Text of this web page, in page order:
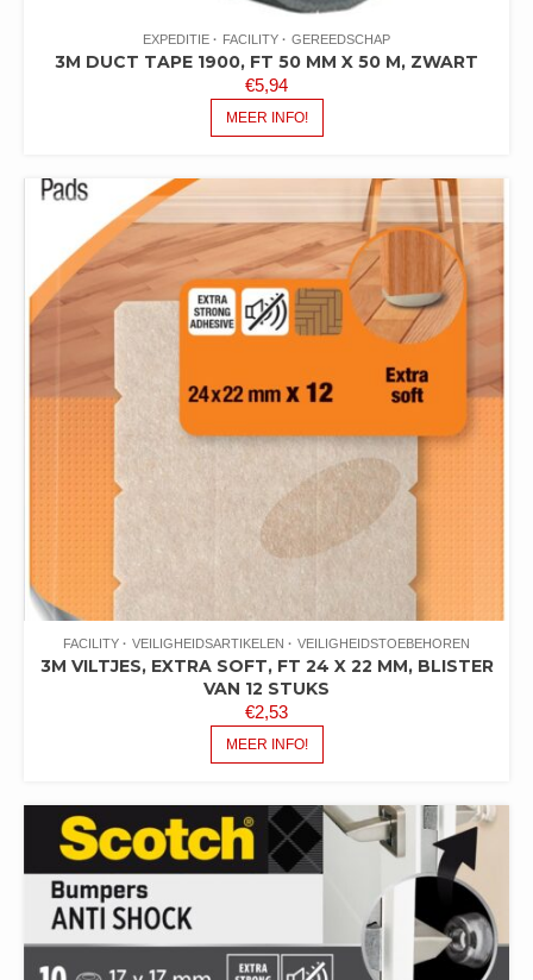
EXPEDITIE FACILITY GEREEDSCHAP
3M DUCT TAPE 1900, FT 50 MM X 50 M, ZWART
€5,94
MEER INFO!
FACILITY VEILIGHEIDSARTIKELEN VEILIGHEIDSTOEBEHOREN
3M VILTJES, EXTRA SOFT, FT 24 X 22 MM, BLISTER
VAN 12 STUKS
€2,53
MEER INFO!